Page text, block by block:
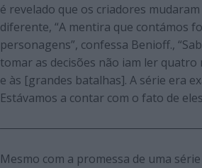
é revelado que os criadores
diferente, “A mentira que contámos
personagens”, confessa Benioff.,
tomar as decisões não iam ler
e às [grandes batalhas]. A série era
Estávamos a contar com o fato de
Mesmo com a promessa de uma